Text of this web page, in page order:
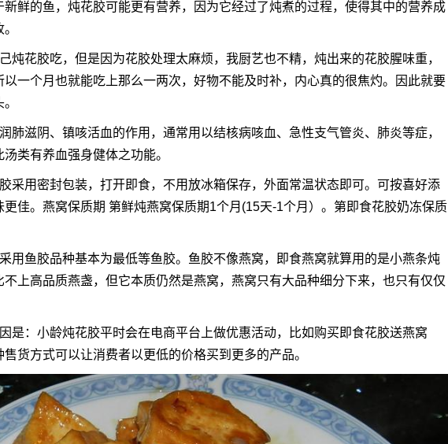
新鲜的鱼，炖花胶可能更有营养，因为它经过了炖煮的过程，使得其中的营养成
炖花胶吃，但是因为花胶处理太麻烦，我厨艺也不精，炖出来的花胶腥味重，
以一个月也就能吃上那么一两次，好物不能及时补，内心真的很焦灼。因此就要
肺滋阴、镇咳活血的作用，通常用以结核病咳血、急性支气管炎、肺炎等症，
类有养血强身健体之功能。
采用密封包装，打开即食，不用放冰箱保存，外面常温状态即可。可按喜好添
佳。燕窝保质期 第鲜炖燕窝保质期1个月(15天-1个月）。第即食花胶奶冻保质
用鱼胶品种基本为最低等鱼胶。鱼胶不像燕窝，即食燕窝就算用的是小燕条炖
上高品质燕盏，但它本质仍然是燕窝，燕窝只有大品种细分下来，也只有仅仅
是：小龄炖花胶平时会在电商平台上做优惠活动，比如购买即食花胶送燕窝
货方式可以让消费者以更低的价格买到更多的产品。